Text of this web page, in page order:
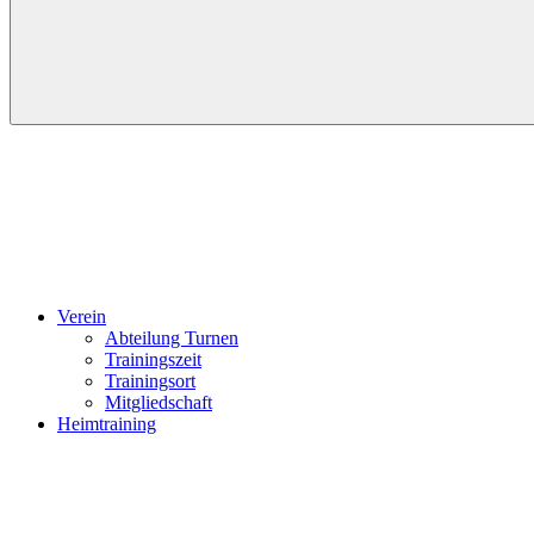
Verein
Abteilung Turnen
Trainingszeit
Trainingsort
Mitgliedschaft
Heimtraining